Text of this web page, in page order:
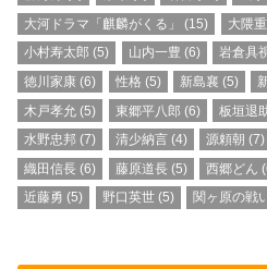
大河ドラマ「麒麟がくる」
(15) 大隈
小村寿太郎 (5) 山内一豊 (6) 岩倉具
徳川家康 (6) 性格 (5) 新島襄 (5)
木戸孝允 (5) 東郷平八郎 (6) 板垣退
水野忠邦 (7) 清少納言(4) 源頼朝 (7)
織田信長 (6) 藤原道長(5) 西郷どん
近藤勇 (5) 野口英世(5) 関ヶ原の戦